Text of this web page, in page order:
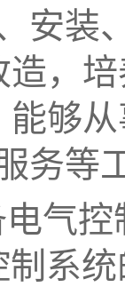
安装
，
够
务等
气
系